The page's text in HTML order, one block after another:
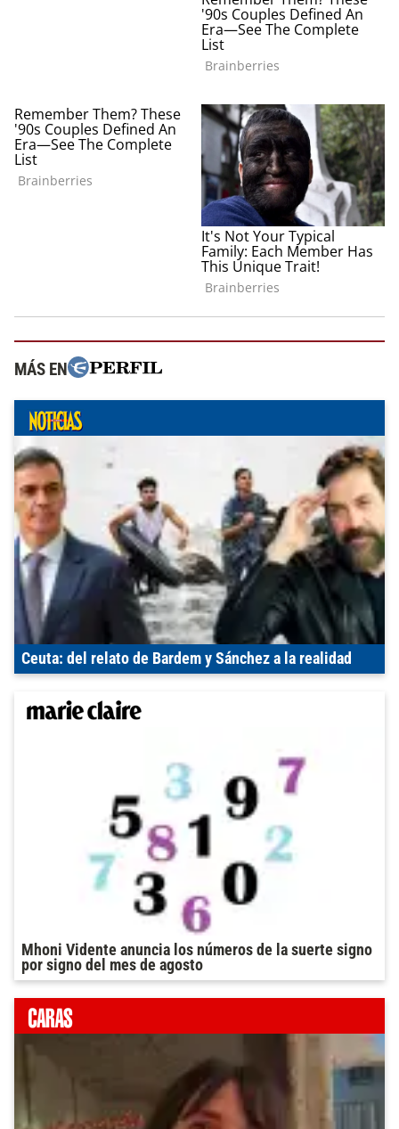
MÁS EN
Ceuta: del relato de Bardem y Sánchez a la realidad
Mhoni Vidente anuncia los números de la suerte signo
por signo del mes de agosto